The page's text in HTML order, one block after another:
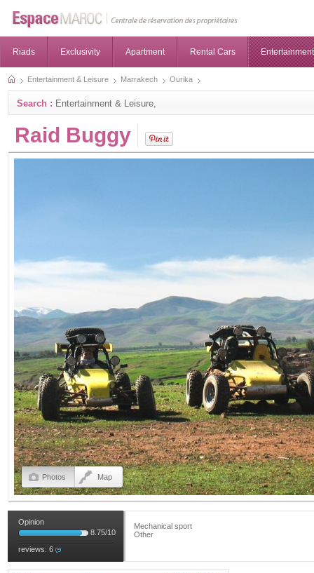
Riads Exclusivity Apartment Rental Cars
Entertainment & Leisure Marrakech Ourika
Search : Entertainment & Leisure,
Raid Buggy
Photos Map
Opinion
8.75/10
reviews: 6
Mechanical sport
Other